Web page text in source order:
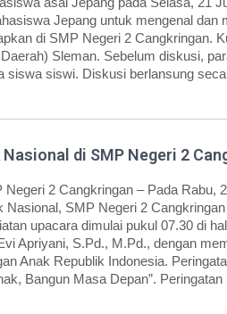
Jepang untuk mengenal
di SMP Negeri 2 Cangkringan.
Sleman. Sebelum diskusi,
siswa siswi. Diskusi berlansung
di SMP Negeri 2
Negeri 2 Cangkringan – Pada Rabu,
Nasional, SMP Negeri 2
upacara dimulai pukul 07.30 di
Apriyani, S.Pd., M.Pd., dengan
Anak Republik Indonesia.
Bangun Masa Depan”.